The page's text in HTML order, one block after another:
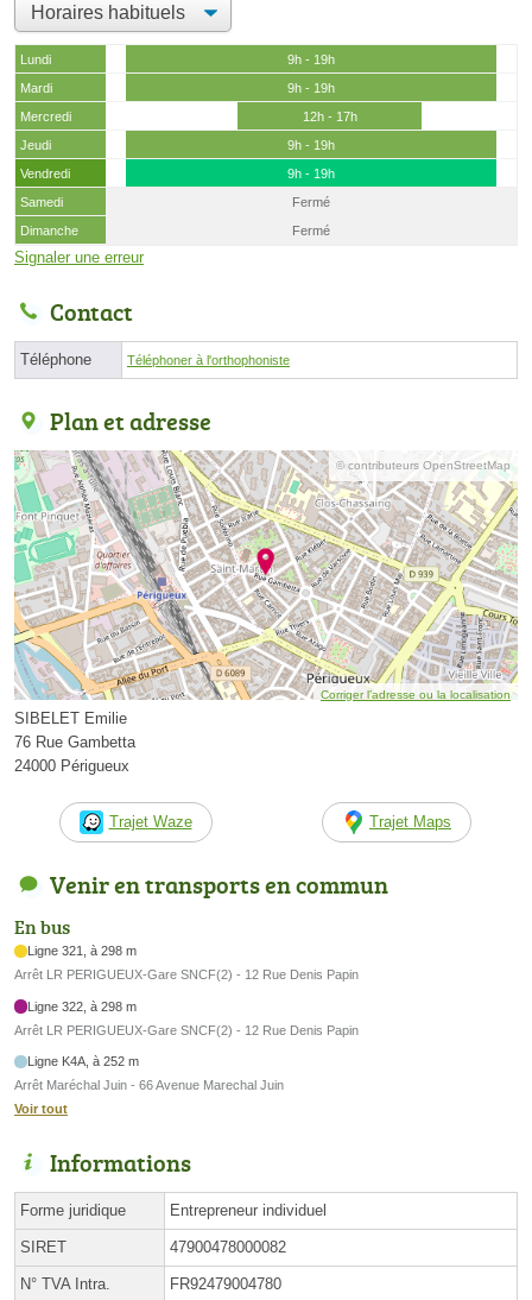
Lundi
9h - 19h
Mardi
9h - 19h
Mercredi
12h - 17h
Jeudi
9h - 19h
Vendredi
9h - 19h
Samedi
Fermé
Dimanche
Fermé
Signaler une erreur
Contact
Téléphone Téléphoner à l'orthophoniste
Plan et adresse
© contributeurs OpenStreetMap
Corriger l’adresse ou la localisation
SIBELET Emilie
76 Rue Gambetta
24000 Périgueux
Trajet Waze Trajet Maps
Venir en transports en commun
En bus
Ligne 321, à 298 m
Arrêt LR PERIGUEUX-Gare SNCF(2) - 12 Rue Denis Papin
Ligne 322, à 298 m
Arrêt LR PERIGUEUX-Gare SNCF(2) - 12 Rue Denis Papin
Ligne K4A, à 252 m
Arrêt Maréchal Juin - 66 Avenue Marechal Juin
Voir tout
Informations
Forme juridique Entrepreneur individuel
SIRET 47900478000082
N° TVA Intra. FR92479004780